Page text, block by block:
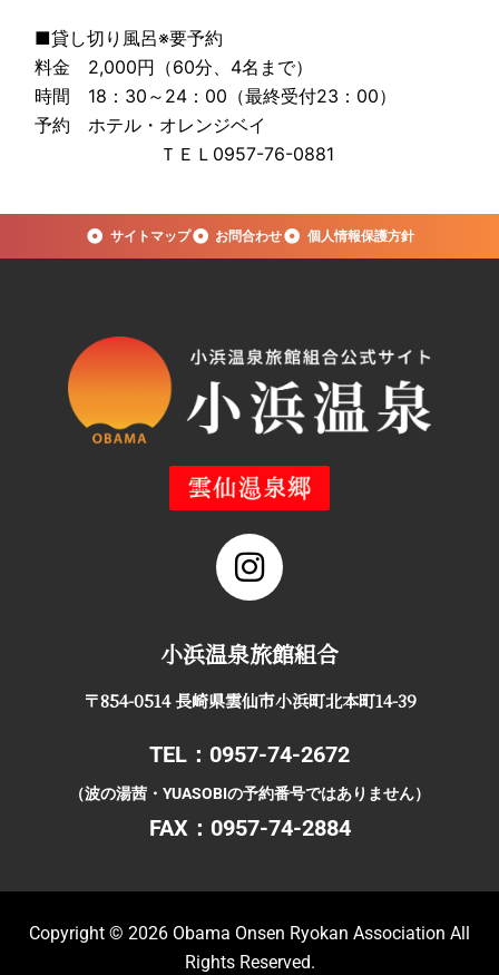
■貸し切り風呂※要予約
料金 2,000円（60分、4名まで）
時間 18：30～24：00（最終受付23：00）
予約 ホテル・オレンジベイ
ＴＥＬ0957-76-0881
サイトマップ お問合わせ 個人情報保護方針
小浜温泉旅館組合
〒854-0514 長崎県雲仙市小浜町北本町14-39
TEL：0957-74-2672
（波の湯茜・YUASOBIの予約番号ではありません）
FAX：0957-74-2884
Copyright © 2026 Obama Onsen Ryokan Association All
Rights Reserved.